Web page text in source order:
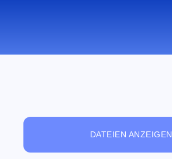
DATEIEN ANZEIGEN